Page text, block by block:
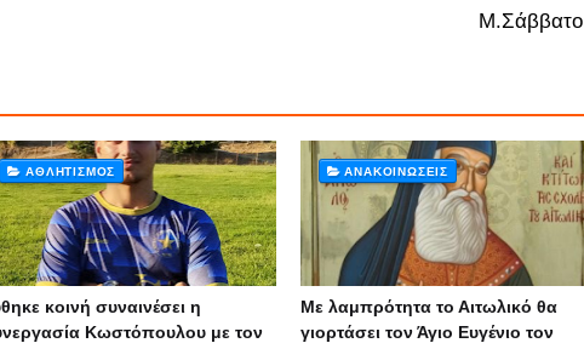
Μ.Σάββατο
ΑΘΛΗΤΙΣΜΌΣ
κοινή συναινέσει η
Κωστόπουλου με τον
ΑΝΑΚΟΙΝΏΣΕΙΣ
Με λαμπρότητα το Αιτωλικό θα
γιορτάσει τον Άγιο Ευγένιο τον